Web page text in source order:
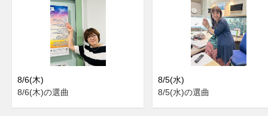
8/6(木)
8/6(木)の選曲
8/5(水)
8/5(水)の選曲